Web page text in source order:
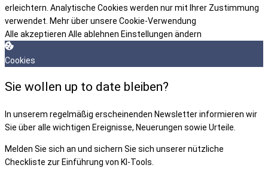
erleichtern. Analytische Cookies werden nur mit Ihrer Zustimmung
verwendet. Mehr über unsere Cookie-Verwendung
Alle akzeptieren Alle ablehnen Einstellungen ändern
Cookies
Sie wollen up to date bleiben?
In unserem regelmäßig erscheinenden Newsletter informieren wir
Sie über alle wichtigen Ereignisse, Neuerungen sowie Urteile.
Melden Sie sich an und sichern Sie sich unserer nützliche
Checkliste zur Einführung von KI-Tools.